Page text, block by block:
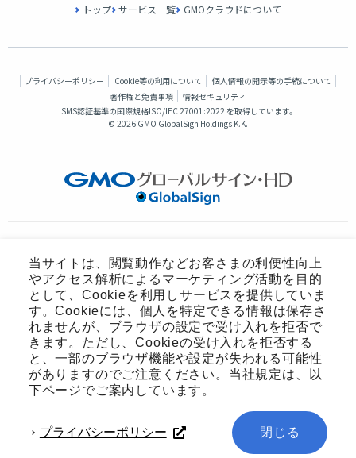
当サイトは、閲覧動作などお客さまの利便性向上
やアクセス解析によるマーケティング活動を目的
として、Cookieを利用しサービスを提供していま
す。Cookieには、個人を特定できる情報は保存さ
れませんが、ブラウザの設定で受け入れを拒否で
きます。ただし、Cookieの受け入れを拒否する
と、一部のブラウザ機能や設定が失われる可能性
がありますのでご注意ください。当社規定は、以
下ページでご案内しています。
プライバシーポリシー 閉じる
トップ サービス一覧 GMOクラウドについて
プライバシーポリシー Cookie等の利用について
個人情報の開示等の手続について
著作権と免責事項
情報セキュリティ
ISMS認証基準の国際規格ISO/IEC 27001:2022 を取得しています。
©2026 GMO GlobalSign Holdings K.K.
世界初総合ネットセキュリティサービス「GMOセキュリティ24」
パスワード漏洩診断
Webサイトリスク診断
セキュリティ相談AIチャットボット
実在証明・盗聴対策
サイバー攻撃対策（GMOサイバーセキュリティ byイエラエ）
サイバー攻撃対策（GMO Flatt Security）
なりすまし対策
セキュリティ事業の軌跡